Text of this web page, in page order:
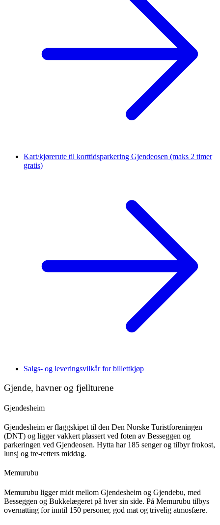
Kart/kjørerute til korttidsparkering Gjendeosen (maks 2 timer
gratis)
Salgs- og leveringsvilkår for billettkjøp
Gjende, havner og fjellturene
Gjendesheim
Gjendesheim er flaggskipet til den Den Norske Turistforeningen
(DNT) og ligger vakkert plassert ved foten av Besseggen og
parkeringen ved Gjendeosen. Hytta har 185 senger og tilbyr frokost,
lunsj og tre-retters middag.
Memurubu
Memurubu ligger midt mellom Gjendesheim og Gjendebu, med
Besseggen og Bukkelægeret på hver sin side. På Memurubu tilbys
overnatting for inntil 150 personer, god mat og trivelig atmosfære.